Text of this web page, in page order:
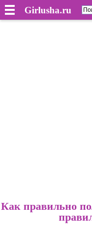
Girlusha.ru
Как правильно